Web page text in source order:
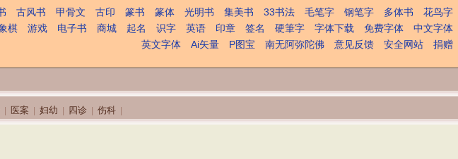
古风书 甲骨文 古印 篆书 篆体 光明书 集美书 33书法 毛笔字 钢笔字 多体书
花鸟字
棋 游戏 电子书 商城 起名 识字 英语 印章 签名 硬筆字 字体下载 免费字体
中文字体
英文字体
Ai矢量 P图宝 南无阿弥陀佛 意见反馈 安全网站
捐赠
医案 妇幼 四诊 伤科